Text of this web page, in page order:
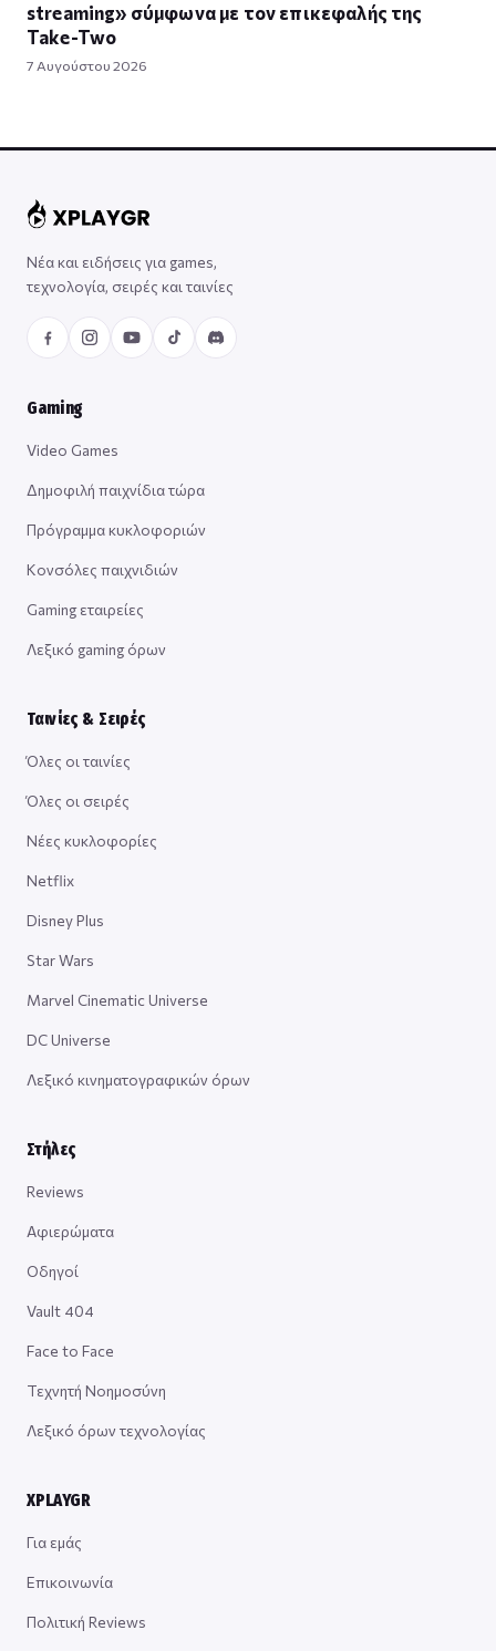
streaming» σύμφωνα με τον επικεφαλής της
Take-Two
7 Αυγούστου 2026
Νέα και ειδήσεις για games,
τεχνολογία, σειρές και ταινίες
Gaming
Video Games
Δημοφιλή παιχνίδια τώρα
Πρόγραμμα κυκλοφοριών
Κονσόλες παιχνιδιών
Gaming εταιρείες
Λεξικό gaming όρων
Ταινίες & Σειρές
Όλες οι ταινίες
Όλες οι σειρές
Νέες κυκλοφορίες
Netflix
Disney Plus
Star Wars
Marvel Cinematic Universe
DC Universe
Λεξικό κινηματογραφικών όρων
Στήλες
Reviews
Αφιερώματα
Οδηγοί
Vault 404
Face to Face
Τεχνητή Νοημοσύνη
Λεξικό όρων τεχνολογίας
XPLAYGR
Για εμάς
Επικοινωνία
Πολιτική Reviews